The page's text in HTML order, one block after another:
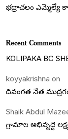
భద్రాచలం ఎమ్మెల్యే
Recent Comments
KOLIPAKA BC
koyyakrishna on
దివంగత నేత
Shaik Abdul
గ్రామాల అభివృద్దె